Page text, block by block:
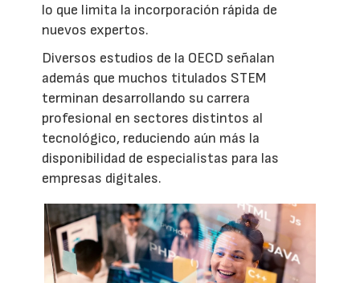
lo que limita la incorporación rápida de
nuevos expertos.
Diversos estudios de la OECD señalan
además que muchos titulados STEM
terminan desarrollando su carrera
profesional en sectores distintos al
tecnológico, reduciendo aún más la
disponibilidad de especialistas para las
empresas digitales.